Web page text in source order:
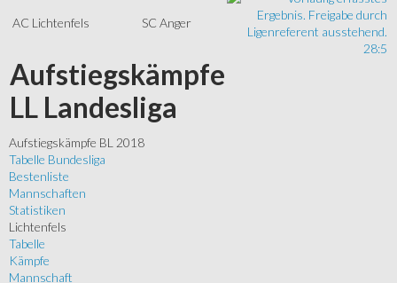
AC Lichtenfels
SC Anger
28:5
Aufstiegskämpfe
LL Landesliga
Aufstiegskämpfe BL 2018
Tabelle Bundesliga
Bestenliste
Mannschaften
Statistiken
Lichtenfels
Tabelle
Kämpfe
Mannschaft